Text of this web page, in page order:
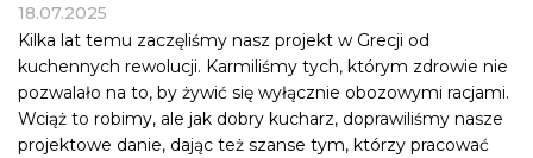
18.07.2025
Kilka lat temu zaczęliśmy nasz projekt w Grecji od
kuchennych rewolucji. Karmiliśmy tych, którym zdrowie nie
pozwalało na to, by żywić się wyłącznie obozowymi racjami.
Wciąż to robimy, ale jak dobry kucharz, doprawiliśmy nasze
projektowe danie, dając też szanse tym, którzy pracować